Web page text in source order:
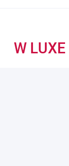
W LUXE